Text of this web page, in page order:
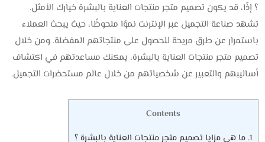
؟ إذًا، قد يكون تصميم متجر منتجات العناية بالبشرة خيارك الأمثل.
تشهد صناعة التجميل عبر الإنترنت نموًا ملحوظًا، حيث يبحث العملاء
باستمرار عن طرق مريحة للحصول على منتجاتهم المفضلة. ومن خلال
تصميم متجر منتجات العناية بالبشرة، يمكنك مساعدتهم في اكتشاف
أساليبهم والتعبير عن شخصياتهم من خلال عالم مستحضرات التجميل.
Contents
1. ما هي مزايا تصميم متجر منتجات العناية بالبشرة ؟